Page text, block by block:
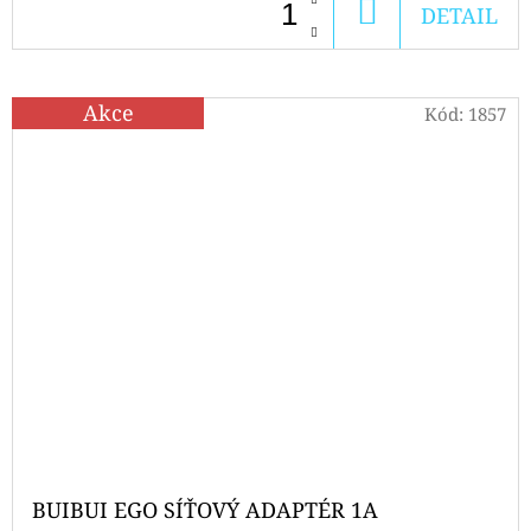
KOŠÍKU
DETAIL
Akce
BUIBUI EGO SÍŤOVÝ ADAPTÉR 1A
Kód: 1857